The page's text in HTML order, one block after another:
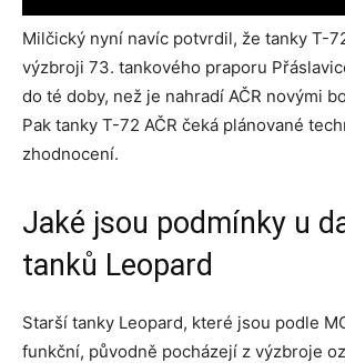
Milčický nyní navíc potvrdil, že tanky T-
výzbroji 73. tankového praporu
do té doby, než je nahradí AČR novými
Pak tanky T-72 AČR čeká plánované
zhodnocení.
Jaké jsou podmínky u
tanků Leopard
Starší tanky Leopard, které jsou podle
funkční, původně pocházejí z výzbroje